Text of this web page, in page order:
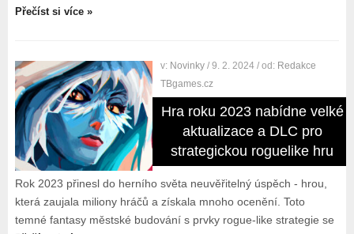
Přečíst si více »
v: Novinky / 9. 2. 2024 / od: Redakce
TBgames.cz
Hra roku 2023 nabídne velké
aktualizace a DLC pro
strategickou roguelike hru
Rok 2023 přinesl do herního světa neuvěřitelný úspěch - hrou,
která zaujala miliony hráčů a získala mnoho ocenění. Toto
temné fantasy městské budování s prvky rogue-like strategie se